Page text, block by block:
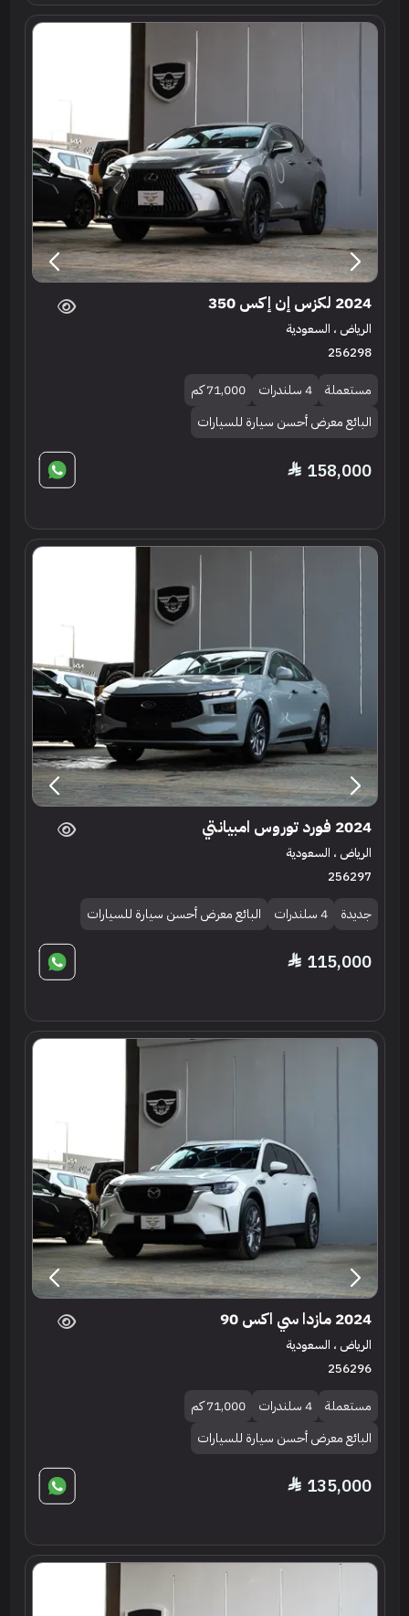
2024 لكزس إن إكس 350
الرياض ، السعودية
256298
مستعملة 4 سلندرات
71,000 كم
البائع معرض أحسن سيارة للسيارات
158,000
2024 فورد توروس امبيانتي
الرياض ، السعودية
256297
جديدة 4 سلندرات البائع معرض أحسن سيارة للسيارات
115,000
2024 مازدا سي اكس 90
الرياض ، السعودية
256296
مستعملة 4 سلندرات
71,000 كم
البائع معرض أحسن سيارة للسيارات
135,000